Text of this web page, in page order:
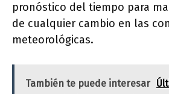
pronóstico del tiempo para
de cualquier cambio en las
meteorológicas.
También te puede interesar